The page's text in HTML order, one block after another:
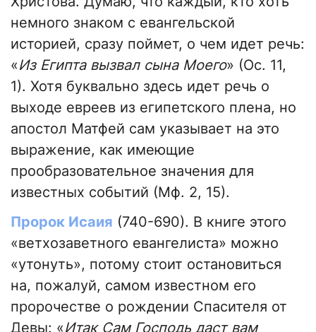
немного знаком с евангельской
историей, сразу поймет, о чем идет речь:
«Из Египта вызвал сына Моего» (Ос. 11,
1). Хотя буквально здесь идет речь о
выходе евреев из египетского плена, но
апостол Матфей сам указывает на это
выражение, как имеющие
прообразовательное значения для
известных событий (Мф. 2, 15).
Пророк Исаия (740-690). В книге этого
«ветхозаветного евангелиста» можно
«утонуть», потому стоит остановиться
на, пожалуй, самом известном его
пророчестве о рождении Спасителя от
Девы: «Итак Сам Господь даст вам